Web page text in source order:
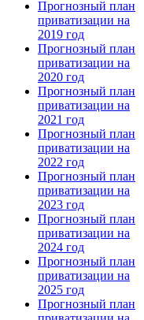
Прогнозный план
приватизации на
2019 год
Прогнозный план
приватизации на
2020 год
Прогнозный план
приватизации на
2021 год
Прогнозный план
приватизации на
2022 год
Прогнозный план
приватизации на
2023 год
Прогнозный план
приватизации на
2024 год
Прогнозный план
приватизации на
2025 год
Прогнозный план